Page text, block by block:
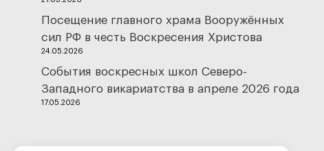
Посещение главного храма Вооружённых
сил РФ в честь Воскресения Христова
24.05.2026
События воскресных школ Северо-
Западного викариатства в апреле 2026 года
17.05.2026